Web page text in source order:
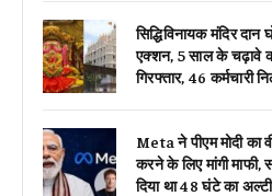
सिद्धिविनायक मंदिर दान
एक्शन, 5 साल के चढ़ावे
गिरफ्तार, 46 कर्मचारी
Meta ने पीएम मोदी का
करने के लिए मांगी माफी,
दिया था 48 घंटे का